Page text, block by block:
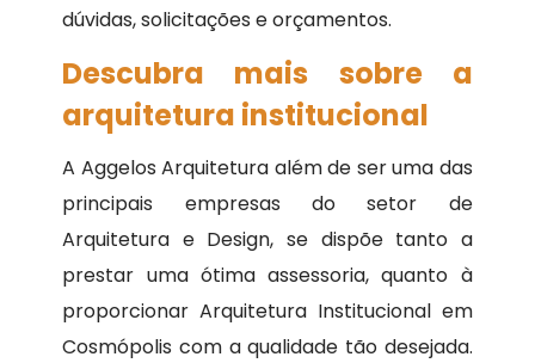
dúvidas, solicitações e orçamentos.
Descubra mais sobre a
arquitetura institucional
A Aggelos Arquitetura além de ser uma das
principais empresas do setor de
Arquitetura e Design, se dispõe tanto a
prestar uma ótima assessoria, quanto à
proporcionar Arquitetura Institucional em
Cosmópolis com a qualidade tão desejada.